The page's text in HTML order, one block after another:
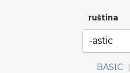
ruština
BASIC |